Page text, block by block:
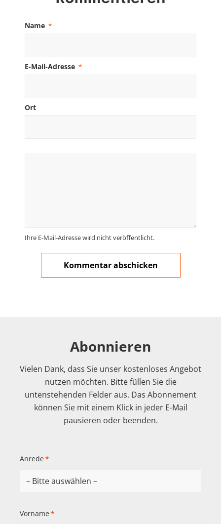
Name *
E-Mail-Adresse *
Ort
Ihre E-Mail-Adresse wird nicht veröffentlicht.
Abonnieren
Vielen Dank, dass Sie unser kostenloses Angebot
nutzen möchten. Bitte füllen Sie die
untenstehenden Felder aus. Das Abonnement
können Sie mit einem Klick in jeder E-Mail
pausieren oder beenden.
Anrede *
Vorname *